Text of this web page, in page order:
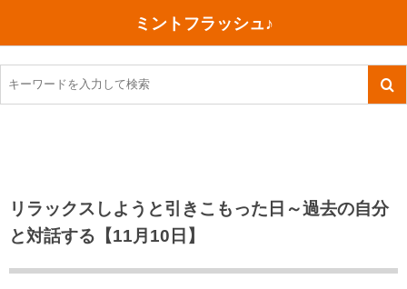
ミントフラッシュ♪
リラックスしようと引きこもった日～過去の自分
と対話する【11月10日】
TOEIC感想・結果
TOEIC800点への道
TOEIC（作戦・ノウハウなど）
今日買った本
ご朱印帳めぐり
川越（埼玉県）
沖縄
ファスティング
コスメ
ダイエット
食べ物
今日の一枚
月、星、宇宙